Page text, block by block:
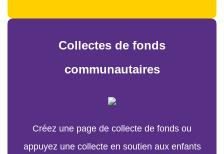
Collectes de fonds
communautaires
Créez une page de collecte de fonds ou
appuyez une collecte en soutien aux enfants